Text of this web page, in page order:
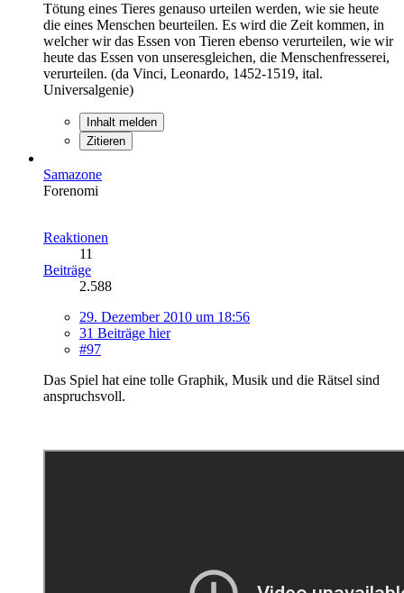
Tötung eines Tieres genauso urteilen werden, wie sie heute
die eines Menschen beurteilen. Es wird die Zeit kommen, in
welcher wir das Essen von Tieren ebenso verurteilen, wie wir
heute das Essen von unseresgleichen, die Menschenfresserei,
verurteilen. (da Vinci, Leonardo, 1452-1519, ital.
Universalgenie)
Inhalt melden
Zitieren
Samazone
Forenomi
Reaktionen
11
Beiträge
2.588
29. Dezember 2010 um 18:56
31 Beiträge hier
#97
Das Spiel hat eine tolle Graphik, Musik und die Rätsel sind
anspruchsvoll.